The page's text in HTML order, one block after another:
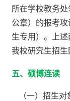
所在学校教务
公章）的报考
生专用）。上
我校研究生招生
五、硕博连读
（一）招生对